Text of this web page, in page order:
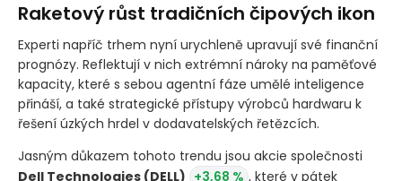
Raketový růst tradičních čipových ikon
Experti napříč trhem nyní urychleně upravují své finanční
prognózy. Reflektují v nich extrémní nároky na paměťové
kapacity, které s sebou agentní fáze umělé inteligence
přináší, a také strategické přístupy výrobců hardwaru k
řešení úzkých hrdel v dodavatelských řetězcích.
Jasným důkazem tohoto trendu jsou akcie společnosti
Dell Technologies (DELL) +3,68 % , které v pátek